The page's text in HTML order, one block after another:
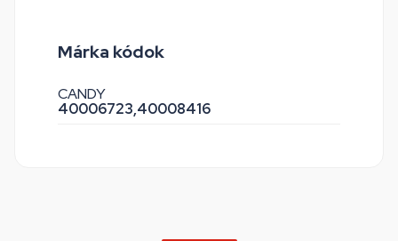
Márka kódok
CANDY
40006723,40008416